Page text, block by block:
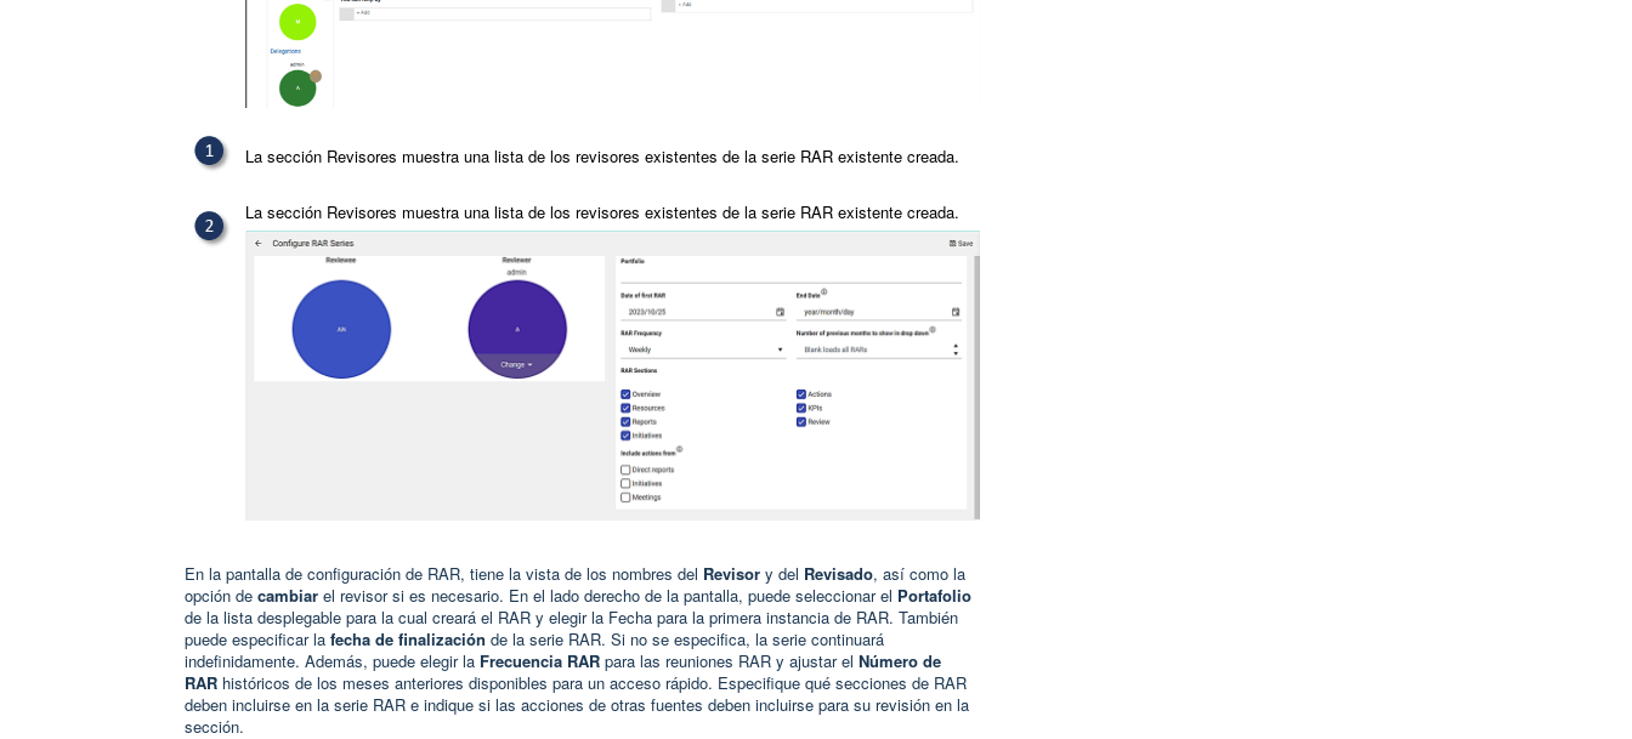
La sección Revisores muestra una lista de los revisores existentes de la serie RAR existente creada.
La sección Revisores muestra una lista de los revisores existentes de la serie RAR existente creada.
En la pantalla de configuración de RAR, tiene la vista de los nombres del Revisor y del Revisado, así como la
opción de cambiar el revisor si es necesario. En el lado derecho de la pantalla, puede seleccionar el Portafolio
de la lista desplegable para la cual creará el RAR y elegir la Fecha para la primera instancia de RAR. También
puede especificar la fecha de finalización de la serie RAR. Si no se especifica, la serie continuará
indefinidamente. Además, puede elegir la Frecuencia RAR para las reuniones RAR y ajustar el Número de
RAR históricos de los meses anteriores disponibles para un acceso rápido. Especifique qué secciones de RAR
deben incluirse en la serie RAR e indique si las acciones de otras fuentes deben incluirse para su revisión en la
sección.